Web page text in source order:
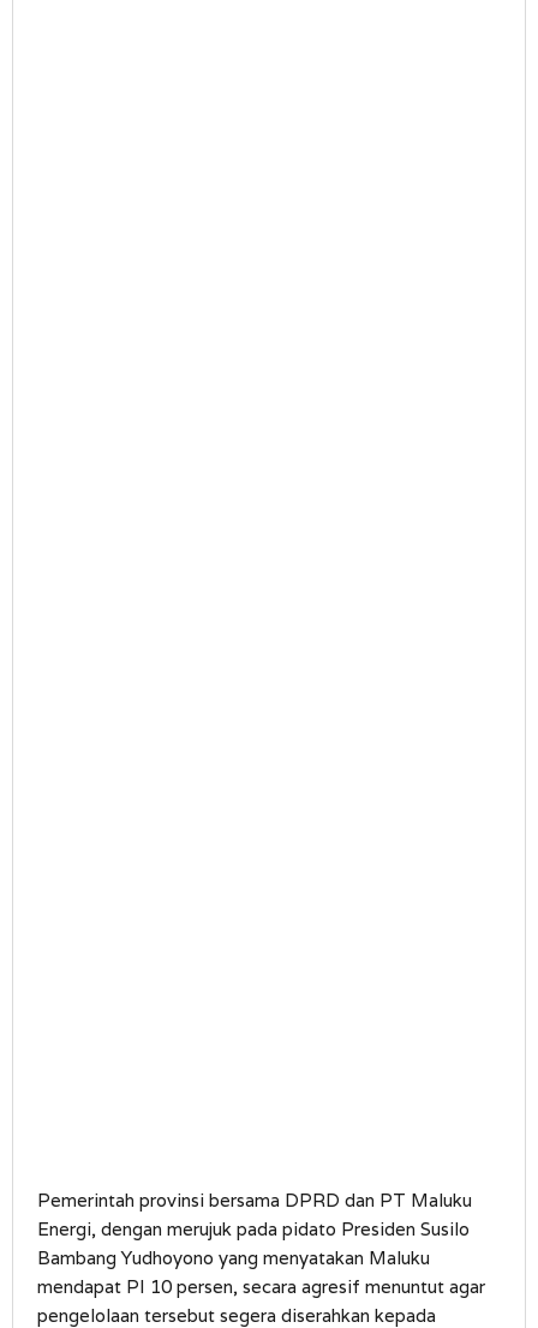
Pemerintah provinsi bersama DPRD dan PT Maluku
Energi, dengan merujuk pada pidato Presiden Susilo
Bambang Yudhoyono yang menyatakan Maluku
mendapat PI 10 persen, secara agresif menuntut agar
pengelolaan tersebut segera diserahkan kepada